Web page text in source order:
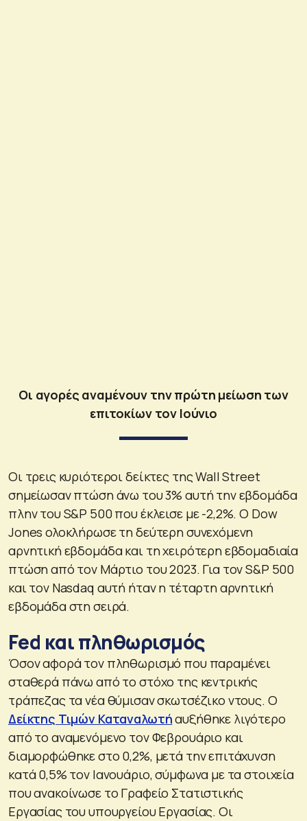
Οι αγορές αναμένουν την πρώτη μείωση των
επιτοκίων τον Ιούνιο
Οι τρεις κυριότεροι δείκτες της Wall Street
σημείωσαν πτώση άνω του 3% αυτή την εβδομάδα
πλην του S&P 500 που έκλεισε με -2,2%. Ο Dow
Jones ολοκλήρωσε τη δεύτερη συνεχόμενη
αρνητική εβδομάδα και τη χειρότερη εβδομαδιαία
πτώση από τον Μάρτιο του 2023. Για τον S&P 500
και τον Nasdaq αυτή ήταν η τέταρτη αρνητική
εβδομάδα στη σειρά.
Fed και πληθωρισμός
Όσον αφορά τον πληθωρισμό που παραμένει
σταθερά πάνω από το στόχο της κεντρικής
τράπεζας τα νέα θύμισαν σκωτσέζικο ντους. Ο
Δείκτης Τιμών Καταναλωτήαυξήθηκε λιγότερο
από το αναμενόμενο τον Φεβρουάριο και
διαμορφώθηκε στο 0,2%, μετά την επιτάχυνση
κατά 0,5% τον Ιανουάριο, σύμφωνα με τα στοιχεία
που ανακοίνωσε το Γραφείο Στατιστικής
Εργασίας του υπουργείου Εργασίας. Οι